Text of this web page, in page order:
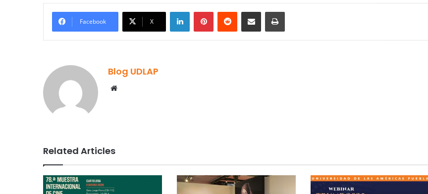
Facebook X
LinkedInPinterestReddit Share via Email Print
Blog UDLAP
Related Articles